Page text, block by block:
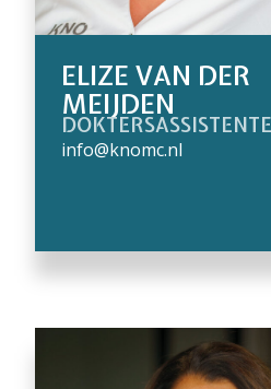
ELIZE VAN DER
MEIJDEN
DOKTERSASSISTENTE
info@knomc.nl